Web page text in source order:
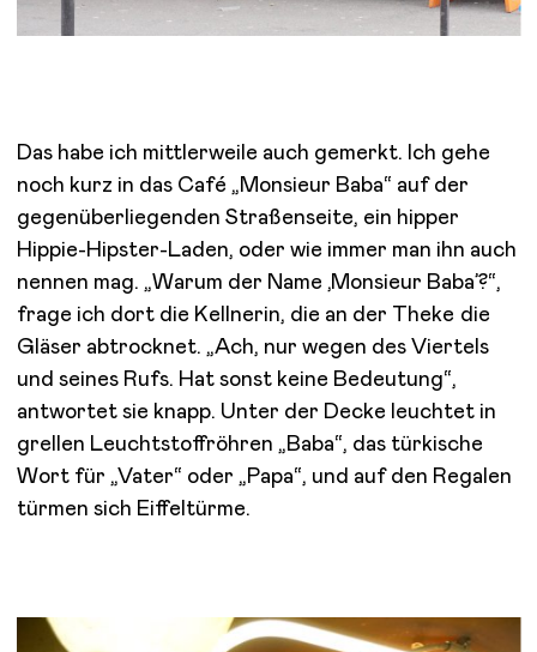
Das habe ich mittlerweile auch gemerkt. Ich gehe
noch kurz in das Café „Monsieur Baba“ auf der
gegenüberliegenden Straßenseite, ein hipper
Hippie-Hipster-Laden, oder wie immer man ihn auch
nennen mag. „Warum der Name ‚Monsieur Baba’?“,
frage ich dort die Kellnerin, die an der Theke die
Gläser abtrocknet. „Ach, nur wegen des Viertels
und seines Rufs. Hat sonst keine Bedeutung“,
antwortet sie knapp. Unter der Decke leuchtet in
grellen Leuchtstoffröhren „Baba“, das türkische
Wort für „Vater“ oder „Papa“, und auf den Regalen
türmen sich Eiffeltürme.